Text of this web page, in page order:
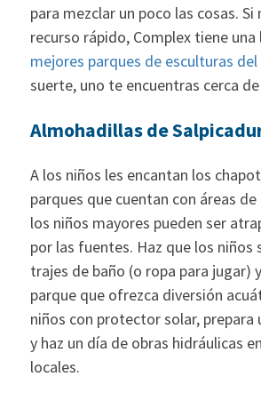
para mezclar un poco las cosas. Si
recurso rápido, Complex tiene
mejores parques de esculturas del
suerte, uno te encuentras cerca
Almohadillas de
A los niños les encantan los
parques que cuentan con áreas
los niños mayores pueden ser
por las fuentes. Haz que los niños
trajes de baño (o ropa para jugar)
parque que ofrezca diversión
niños con protector solar, prepara
y haz un día de obras hidráulicas
locales.